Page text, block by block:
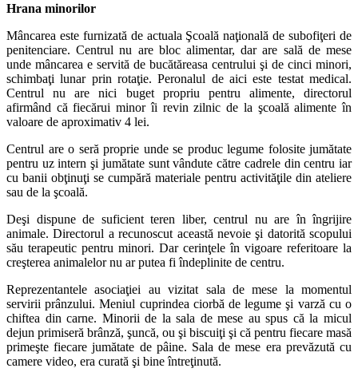
Hrana minorilor
Mâncarea este furnizată de actuala Şcoală naţională de subofiţeri de
penitenciare. Centrul nu are bloc alimentar, dar are sală de mese
unde mâncarea e servită de bucătăreasa centrului şi de cinci minori,
schimbaţi lunar prin rotaţie. Peronalul de aici este testat medical.
Centrul nu are nici buget propriu pentru alimente, directorul
afirmând că fiecărui minor îi revin zilnic de la şcoală alimente în
valoare de aproximativ 4 lei.
Centrul are o seră proprie unde se produc legume folosite jumătate
pentru uz intern şi jumătate sunt vândute către cadrele din centru iar
cu banii obţinuţi se cumpără materiale pentru activităţile din ateliere
sau de la şcoală.
Deşi dispune de suficient teren liber, centrul nu are în îngrijire
animale. Directorul a recunoscut această nevoie şi datorită scopului
său terapeutic pentru minori. Dar cerinţele în vigoare referitoare la
creşterea animalelor nu ar putea fi îndeplinite de centru.
Reprezentantele asociaţiei au vizitat sala de mese la momentul
servirii prânzului. Meniul cuprindea ciorbă de legume şi varză cu o
chiftea din carne. Minorii de la sala de mese au spus că la micul
dejun primiseră brânză, şuncă, ou şi biscuiţi şi că pentru fiecare masă
primeşte fiecare jumătate de pâine. Sala de mese era prevăzută cu
camere video, era curată şi bine întreţinută.